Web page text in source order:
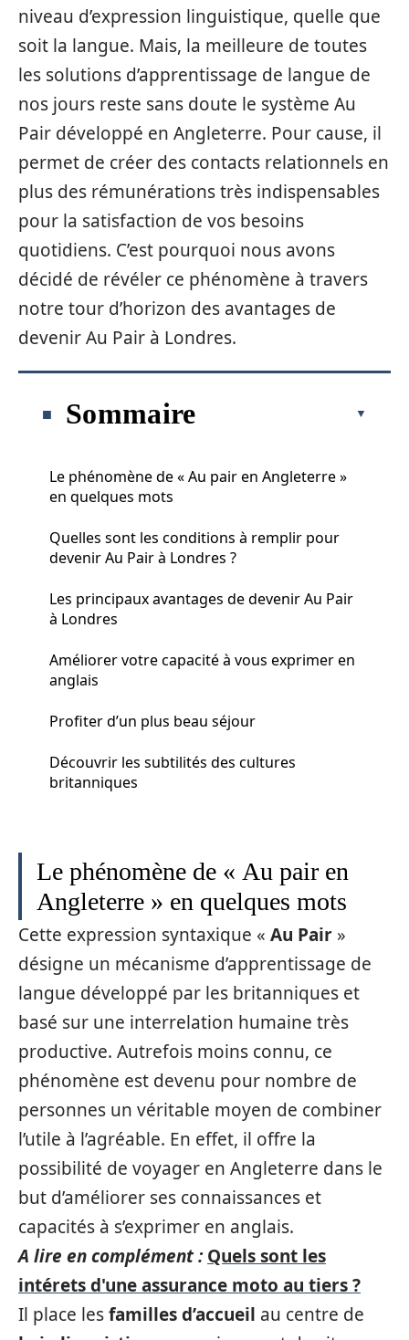
niveau d’expression linguistique, quelle que
soit la langue. Mais, la meilleure de toutes
les solutions d’apprentissage de langue de
nos jours reste sans doute le système Au
Pair développé en Angleterre. Pour cause, il
permet de créer des contacts relationnels en
plus des rémunérations très indispensables
pour la satisfaction de vos besoins
quotidiens. C’est pourquoi nous avons
décidé de révéler ce phénomène à travers
notre tour d’horizon des avantages de
devenir Au Pair à Londres.
Sommaire
Le phénomène de « Au pair en Angleterre »
en quelques mots
Quelles sont les conditions à remplir pour
devenir Au Pair à Londres ?
Les principaux avantages de devenir Au Pair
à Londres
Améliorer votre capacité à vous exprimer en
anglais
Profiter d’un plus beau séjour
Découvrir les subtilités des cultures
britanniques
Le phénomène de « Au pair en
Angleterre » en quelques mots
Cette expression syntaxique « Au Pair »
désigne un mécanisme d’apprentissage de
langue développé par les britanniques et
basé sur une interrelation humaine très
productive. Autrefois moins connu, ce
phénomène est devenu pour nombre de
personnes un véritable moyen de combiner
l’utile à l’agréable. En effet, il offre la
possibilité de voyager en Angleterre dans le
but d’améliorer ses connaissances et
capacités à s’exprimer en anglais.
A lire en complément : Quels sont les
intérets d'une assurance moto au tiers ?
Il place lesfamilles d’accueil au centre de